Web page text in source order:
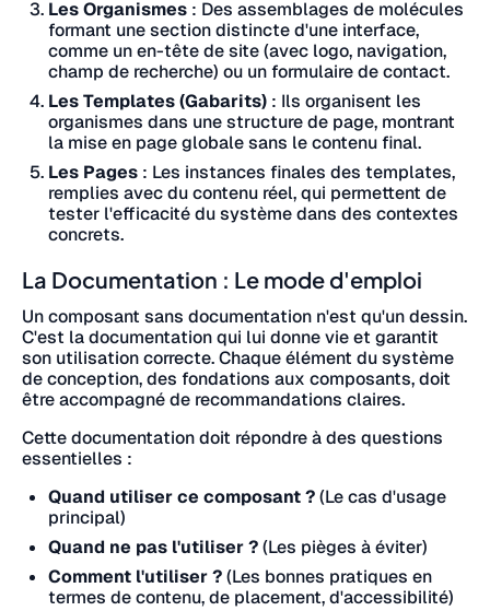
Les Organismes : Des assemblages de molécules
formant une section distincte d'une interface,
comme un en-tête de site (avec logo, navigation,
champ de recherche) ou un formulaire de contact.
Les Templates (Gabarits) : Ils organisent les
organismes dans une structure de page, montrant
la mise en page globale sans le contenu final.
Les Pages : Les instances finales des templates,
remplies avec du contenu réel, qui permettent de
tester l'efficacité du système dans des contextes
concrets.
La Documentation : Le mode d'emploi
Un composant sans documentation n'est qu'un dessin.
C'est la documentation qui lui donne vie et garantit
son utilisation correcte. Chaque élément du système
de conception, des fondations aux composants, doit
être accompagné de recommandations claires.
Cette documentation doit répondre à des questions
essentielles :
Quand utiliser ce composant ?(Le cas d'usage
principal)
Quand ne pas l'utiliser ?(Les pièges à éviter)
Comment l'utiliser ?(Les bonnes pratiques en
termes de contenu, de placement, d'accessibilité)